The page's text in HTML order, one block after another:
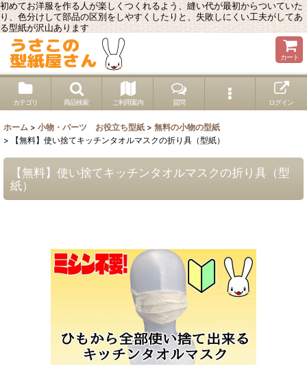
初めてお洋服を作る人が楽しくつくれるよう、縫い代が最初からついていた
り、色分けして部品の区別をしやすくしたりと、失敗しにくい工夫がしてあ
る型紙が沢山あります
カート
カテゴリ 商品検索 ご利用案内 質問 ログイン
ホーム > 小物・パーツ お役立ち型紙 > 無料の小物の型紙
>
【無料】使い捨てキッチンタオルマスクの折り具（型紙）
【無料】使い捨てキッチンタオルマスクの折り具（型
紙）